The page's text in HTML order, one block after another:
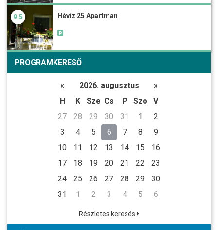
9.5 Hévíz 25 Apartman
PROGRAMKERESŐ
« 2026. augusztus
»
H
K Sze Cs P Szo
V
27
28 29 30 31 1
2
3
4 5 6 7 8
9
10
11 12 13 14 15
16
17
18 19 20 21 22
23
24
25 26 27 28 29
30
31
1 2 3 4 5 6
Részletes keresés